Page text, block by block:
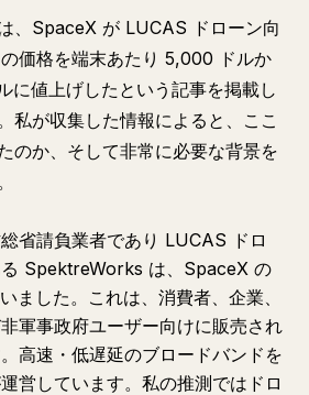
、SpaceX が LUCAS ドローン向
価格を端末あたり 5,000 ドルか
に値上げしたという記事を掲載し
私が収集した情報によると、ここ
のか、そして非常に必要な背景を
省請負業者であり LUCAS ドロ
SpektreWorks は、SpaceX の
ました。これは、消費者、企業、
軍事政府ユーザー向けに販売され
高速・低遅延のブロードバンドを
営しています。私の推測ではドロ